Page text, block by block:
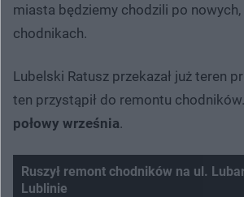
miasta będziemy chodzili po
chodnikach.
Lubelski Ratusz przekazał już teren
ten przystąpił do remontu chodników.
połowy września.
Ruszył remont chodników na ul.
Lublinie